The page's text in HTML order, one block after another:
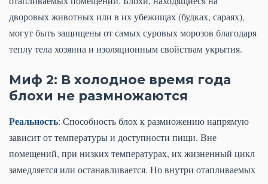
дворовых животных или в их убежищах (будках, сараях),
могут быть защищены от самых суровых морозов благодаря
теплу тела хозяина и изоляционным свойствам укрытия.
Миф 2: В холодное время года
блохи не размножаются
Реальность: Способность блох к размножению напрямую
зависит от температуры и доступности пищи. Вне
помещений, при низких температурах, их жизненный цикл
замедляется или останавливается. Но внутри отапливаемых